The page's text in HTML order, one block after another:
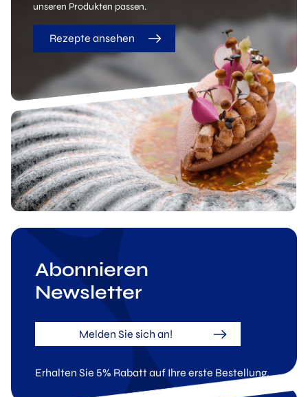
unseren Produkten passen.
Rezepte ansehen
Abonnieren
Newsletter
Melden Sie sich an!
Erhalten Sie 5% Rabatt auf Ihre erste Bestellung.